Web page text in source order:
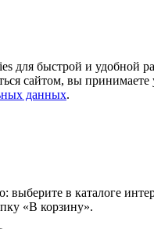
для быстрой и удобной
сайтом, вы принимаете
данных.
выберите в каталоге
«В корзину».